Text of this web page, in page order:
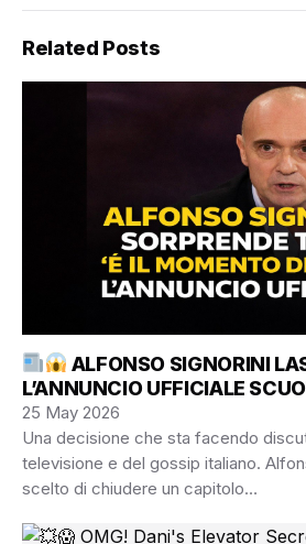
Related Posts
ALFONSO SIGNORINI
L’ANNUNCIO UFFICIALE
DELLO SPETTACOLO
25 May 2026
Una decisione che sta facendo
televisione e del gossip italiano.
scelto di chiudere un capitolo…